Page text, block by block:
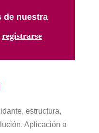
de nuestra
registrarse​
estructura,
Aplicación a